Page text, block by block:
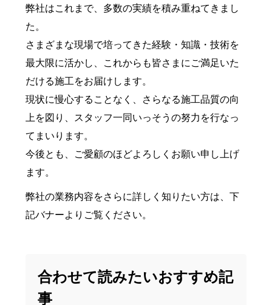
弊社はこれまで、多数の実績を積み重ねてきまし
た。
さまざまな現場で培ってきた経験・知識・技術を
最大限に活かし、これからも皆さまにご満足いた
だける施工をお届けします。
現状に慢心することなく、さらなる施工品質の向
上を図り、スタッフ一同いっそうの努力を行なっ
てまいります。
今後とも、ご愛顧のほどよろしくお願い申し上げ
ます。
弊社の業務内容をさらに詳しく知りたい方は、下
記バナーよりご覧ください。
合わせて読みたいおすすめ記
事